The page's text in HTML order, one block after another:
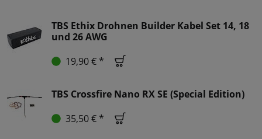
TBS Ethix Drohnen Builder Kabel Set 14, 18
und 26 AWG
19,90 € *
TBS Crossfire Nano RX SE (Special Edition)
35,50 € *